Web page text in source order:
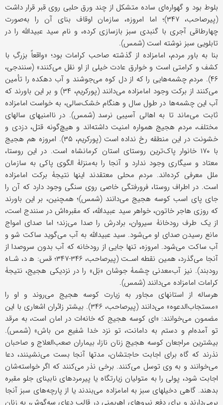
بلوط بود و گهواره‌ای ساده متشکل از چند ورق حلبی روی قبر قرار داشت
(پیرصاحب، ۳۴۷)؛ اما امروزه، سازمان اوقاف بنای آن را به‌صورت
چهارطاقی آجری با گنبدی سبز بازسازی کرده، و نام سید عبیدالله را در
تابلویی سبز نوشته‌ است (شمس).
بنا به باور مردم، امامزاده از گذشته‌ صاحب کرامات بود؛ «واقعاً بزرگِ با
کشف و کرامتی است و خوارق عادت خیلی از او نقل می‌کنند» (سنندجی،
۴۶). مردم چشمه‌هایی را که از دل کوه می‌جوشند و آب دهکده را تأمین
می‌کنند از برکت وجود امامزاده می‌دانند (پورکریم، ۳۴) و بر این باورند که
آب این چشمه‌ها در طول سال و هنگام خشک‌سالی، به خواست امامزاده
ثابت می‌ماند تا به اهالی آسیبی نرسد (شمس). در ناامنیهای سالهای
مختلف، مردم هجیج همواره امنیت داشته‌اند و هیچ‌گونه قتل، دزدی و
خشونت در این منطقه رخ نداده است (پورکریم، ۳۵). امروزه هم هجیج
با ۱۷۰ خانوار پاک‌ترین روستای استان کرمانشاه است. در این روستا،
معتاد و سیگاری وجود ندارد و آنجا را به‌منزلۀ الگوی پاکی به سازمان
ملل معرفی کرده‌اند. مردم محلی معتقدند اینها نتیجۀ برکت امامزاده
است. در اطراف روستا، فرورفتگی خاصی روی سنگی وجود دارد که آن را
جای پای اسب کوسه هجیج می‌دانند (شمس)؛ همچنین، بر این باورند
که روزی هاجر خاتون، خواهر سید عبیدالله، که مقبره‌اش در سنندج است،
از یک طرف رودخانۀ سیروان، برادرش را صدا می‌زند؛ اما صدای امواج
مانع رسیدن صدای او می‌شود. سید عبیدالله به آب می‌گوید ساکت شو و
آب ساکت می‌شود. امروزه، تنها جایی از رودخانه که آب بدون سروصدا از
آنجا می‌گذرد، همین نقطه اسـت (پیرصاحب، ۳۴۶-۳۴۷؛ قس: ه‍ د، شـاه
رودبند). نیز آب‌معدنی چشمۀ جوشان «بَل» را در نزدیکی هجیج، نتیجۀ
کرامات امامزاده می‌دانند (شمس).
هرساله از استانهای مجاور به زیارت کوسه هجیج می‌روند و او را
«مستجاب‌‌الدعوه» می‌دانند (پیرصاحب، ۳۴۶). بیشتر زائران اشعاری با این
مضمون می‌خوانند: «ای کوسه هجیج که خانه‌ات در امان است، به مرقد
تو آمده‌ام و دستم به دامانت، تو نزد خدا شفیع من باش» (شمس).
بیشترین مراجعان کوسه هجیج زنان نازا، بیماران صعب‌العلاج و صاحبان
نذرند که گاه برای اجابت حاجتشان، مدتها آنجا بست می‌نشینند، دعا
می‌خوانند و به وی توسل می‌کنند. برخی‌ نذر می‌کنند که اگر خواسته‌شان
اجابت شود، پولی را به متولیان زیارتگاه یا پیرمردهای نابینای جلو مقبره
بدهند. گاهی دخیلهای سبز به امامزاده می‌بندند یا از پارچه‌های سبز آنجا
برمی‌دارند و برای دفع نیروهای اهریمنی در قالب دعای سه‌گوش، به زنان